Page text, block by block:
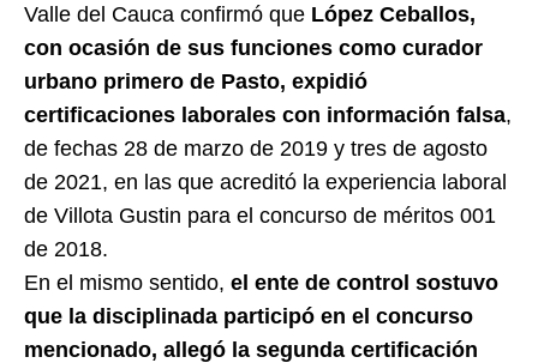
Valle del Cauca confirmó que López Ceballos,
con ocasión de sus funciones como curador
urbano primero de Pasto, expidió
certificaciones laborales con información falsa,
de fechas 28 de marzo de 2019 y tres de agosto
de 2021, en las que acreditó la experiencia laboral
de Villota Gustin para el concurso de méritos 001
de 2018.
En el mismo sentido, el ente de control sostuvo
que la disciplinada participó en el concurso
mencionado, allegó la segunda certificación